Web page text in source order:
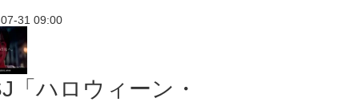
31 09:00
「ハロウィーン・